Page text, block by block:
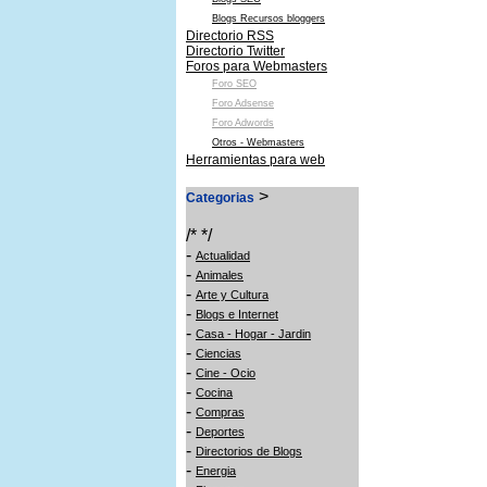
Blogs Recursos bloggers
Directorio RSS
Directorio Twitter
Foros para Webmasters
Foro SEO
Foro Adsense
Foro Adwords
Otros - Webmasters
Herramientas para web
Categorias >
/* */
- Actualidad
- Animales
- Arte y Cultura
- Blogs e Internet
- Casa - Hogar - Jardin
- Ciencias
- Cine - Ocio
- Cocina
- Compras
- Deportes
- Directorios de Blogs
- Energia